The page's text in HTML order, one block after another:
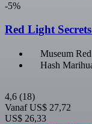
-5%
Red Light
Museum
Hash
4,6 (18)
Vanaf US$ 27,72
US$ 26,33